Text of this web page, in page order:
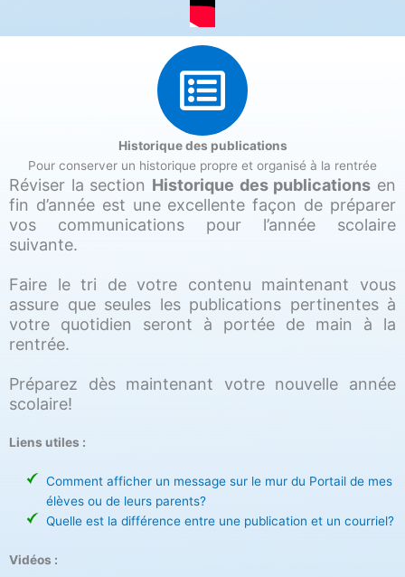
Historique des publications
Pour conserver un historique propre et organisé à la rentrée
Réviser la section Historique des publications en
fin d’année est une excellente façon de préparer
vos communications pour l’année scolaire
suivante.
Faire le tri de votre contenu maintenant vous
assure que seules les publications pertinentes à
votre quotidien seront à portée de main à la
rentrée.
Préparez dès maintenant votre nouvelle année
scolaire!
Liens utiles :
Comment afficher un message sur le mur du Portail de mes
élèves ou de leurs parents?
Quelle est la différence entre une publication et un courriel?
Vidéos :